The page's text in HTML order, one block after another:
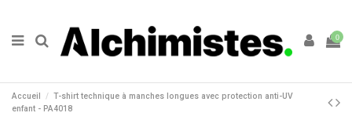
0
Accueil
T-shirt technique à manches longues avec protection anti-UV
enfant - PA4018